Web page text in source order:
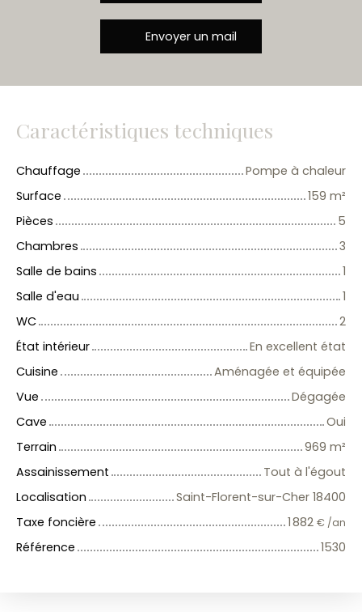
Envoyer un mail
Caractéristiques techniques
Chauffage
Pompe à chaleur
Surface
159 m²
Pièces
5
Chambres
3
Salle de bains
1
Salle d'eau
1
WC
2
État intérieur
En excellent état
Cuisine
Aménagée et équipée
Vue
Dégagée
Cave
Oui
Terrain
969 m²
Assainissement
Tout à l'égout
Localisation
Saint-Florent-sur-Cher 18400
Taxe foncière
1 882 € /an
Référence 1530